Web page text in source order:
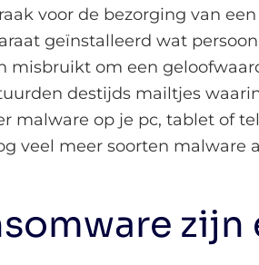
voor de bezorging van
geïnstalleerd wat
misbruikt om een
destijds mailtjes
malware op je pc, tablet of
veel meer soorten malware
zijn